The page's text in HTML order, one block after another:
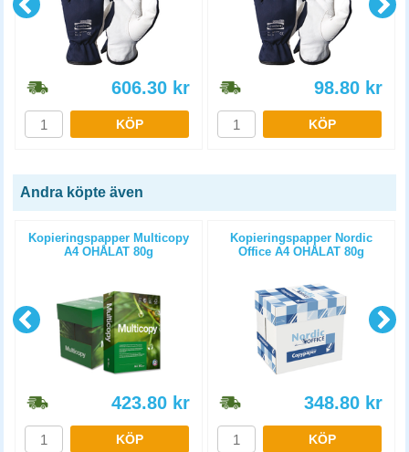
606.30 kr
KÖP
98.80 kr
KÖP
Andra köpte även
Kopieringspapper Multicopy
A4 OHÅLAT 80g
423.80 kr
KÖP
Kopieringspapper Nordic
Office A4 OHÅLAT 80g
348.80 kr
KÖP